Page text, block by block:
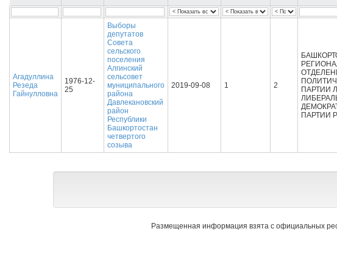
Агадуллина
Резеда
Гайнулловна
1976-12-
25
Выборы
депутатов
Совета
сельского
поселения
Алгинский
сельсовет
муниципального
района
Давлекановский
район
Республики
Башкортостан
четвертого
созыва
2019-09-08 1 2
ПАРТИИ
ПАРТИИ
Размещенная информация взята с официальных